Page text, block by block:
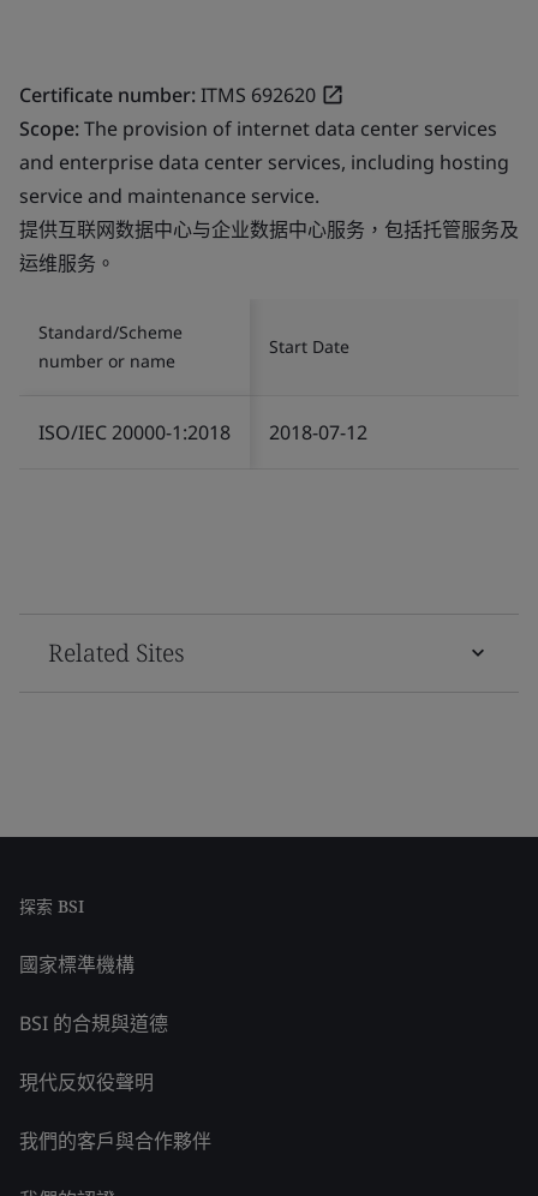
Certificate number:ITMS 692620
Scope:The provision of internet data center services
and enterprise data center services, including hosting
service and maintenance service.
提供互联网数据中心与企业数据中心服务，包括托管服务及
运维服务。
Standard/Scheme
number or name
Start Date
ISO/IEC 20000-1:2018 2018-07-12
Related Sites
探索 BSI
國家標準機構
BSI 的合規與道德
現代反奴役聲明
我們的客戶與合作夥伴